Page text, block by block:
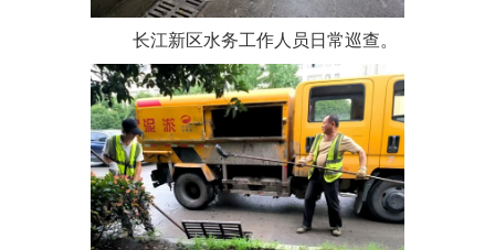
长江新区水务工作人员日常巡查。